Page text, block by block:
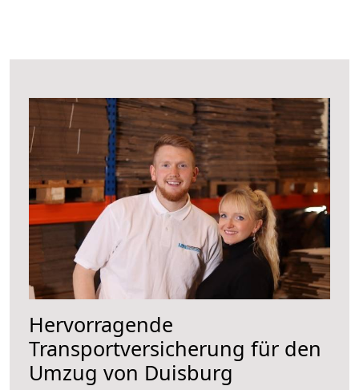
Hervorragende
Transportversicherung für den
Umzug von Duisburg